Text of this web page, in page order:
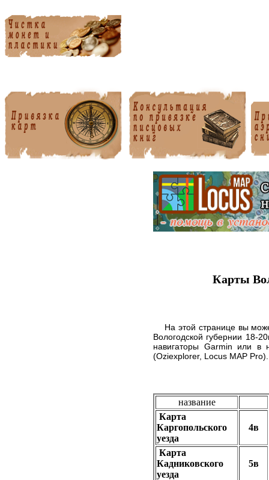
Карты
На этой странице вы
Вологодской губернии 18-
навигаторы Garmin или в
(Oziexplorer, Locus MAP Pro).
название
Карта
Каргопольского
уезда
4в
Карта
Кадниковского
уезда
5в